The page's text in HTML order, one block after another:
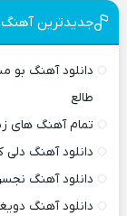
جدیدترین
دانلود آهنگ بو
طالع
تمام آهنگ های
دانلود آهنگ
دانلود آهنگ
دانلود آهنگ